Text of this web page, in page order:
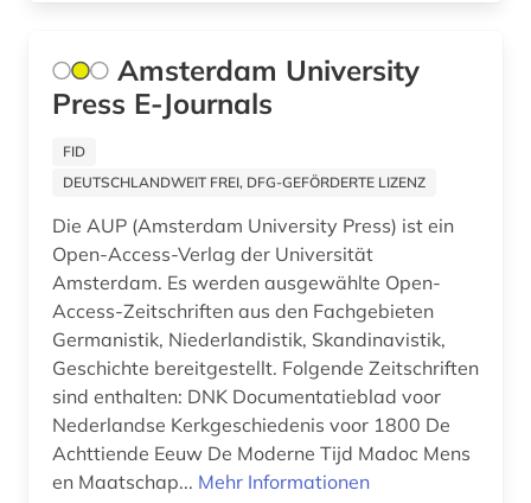
ökologie (1)
Amsterdam University
Press E-Journals
FID
DEUTSCHLANDWEIT FREI, DFG-GEFÖRDERTE LIZENZ
Die AUP (Amsterdam University Press) ist ein
Open-Access-Verlag der Universität
Amsterdam. Es werden ausgewählte Open-
Access-Zeitschriften aus den Fachgebieten
Germanistik, Niederlandistik, Skandinavistik,
Geschichte bereitgestellt. Folgende Zeitschriften
sind enthalten: DNK Documentatieblad voor
Nederlandse Kerkgeschiedenis voor 1800 De
Achttiende Eeuw De Moderne Tijd Madoc Mens
en Maatschap... Mehr Informationen